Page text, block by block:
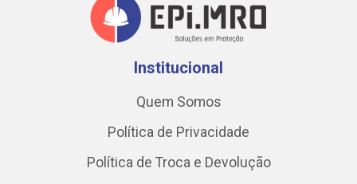
Institucional
Quem Somos
Política de Privacidade
Política de Troca e Devolução